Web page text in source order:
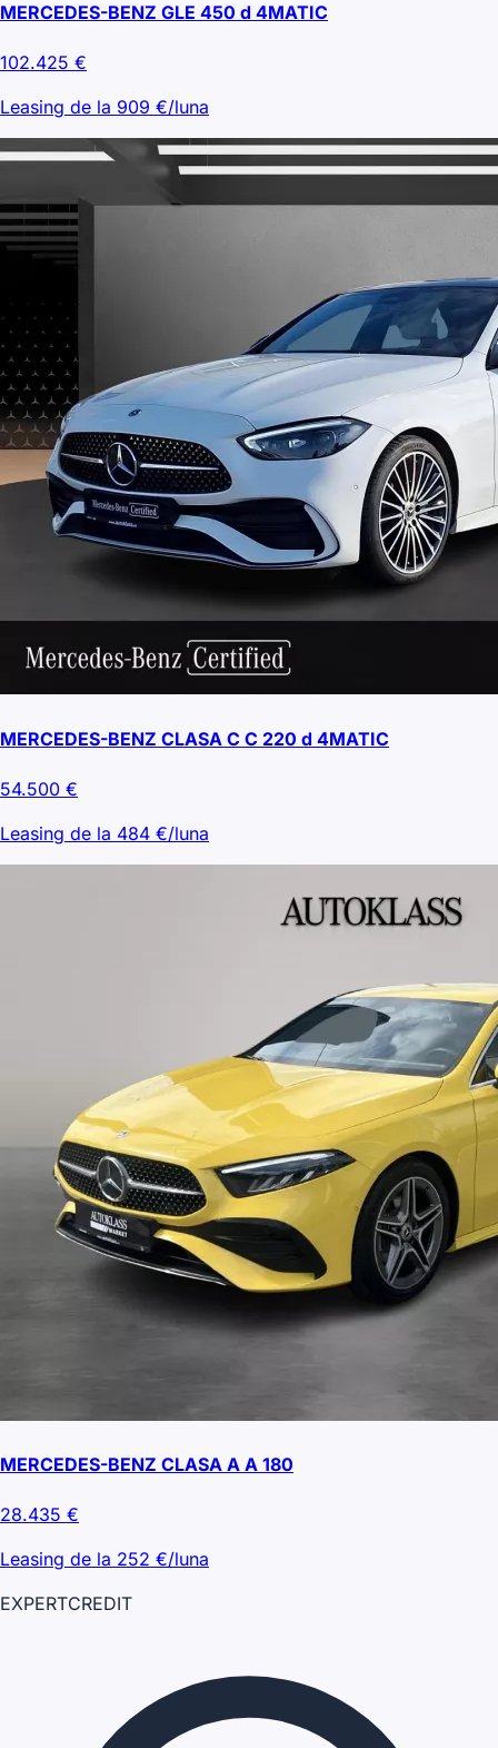
MERCEDES-BENZ GLE 450 d 4MATIC
102.425 €
Leasing de la 909 €/luna
MERCEDES-BENZ CLASA C C 220 d 4MATIC
54.500 €
Leasing de la 484 €/luna
MERCEDES-BENZ CLASA A A 180
28.435 €
Leasing de la 252 €/luna
EXPERTCREDIT